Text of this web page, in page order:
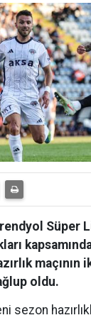
Süper
maçının
oldu.
sezon